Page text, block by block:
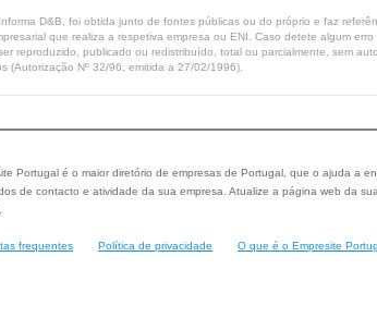
D&B, foi obtida junto de fontes públicas ou do próprio e faz
que realiza a respetiva empresa ou ENI. Caso detete algum
reproduzido, publicado ou redistribuído, total ou parcialmente, sem
(Autorização Nº 32/96, emitida a 27/02/1996).
Portugal é o maior diretório de empresas de Portugal, que o ajuda a
de contacto e atividade da sua empresa. Atualize a página web da
frequentes Política de privacidade O que é o Empresite